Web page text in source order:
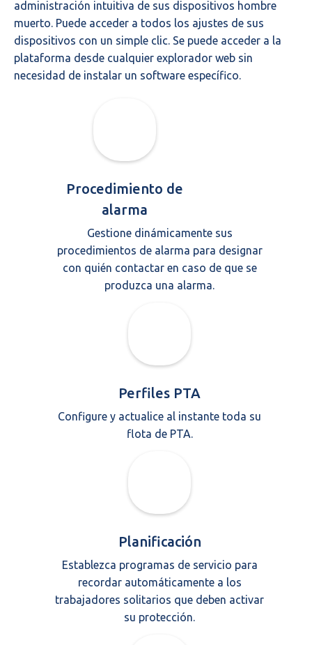
administración intuitiva de sus dispositivos hombre
muerto. Puede acceder a todos los ajustes de sus
dispositivos con un simple clic. Se puede acceder a la
plataforma desde cualquier explorador web sin
necesidad de instalar un software específico.
Procedimiento de
alarma
Gestione dinámicamente sus
procedimientos de alarma para designar
con quién contactar en caso de que se
produzca una alarma.
Perfiles PTA
Configure y actualice al instante toda su
flota de PTA.
Planificación
Establezca programas de servicio para
recordar automáticamente a los
trabajadores solitarios que deben activar
su protección.